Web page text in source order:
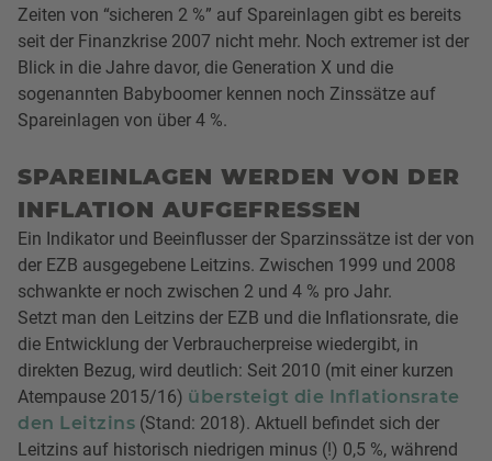
Zeiten von “sicheren 2 %” auf Spareinlagen gibt es bereits
seit der Finanzkrise 2007 nicht mehr. Noch extremer ist der
Blick in die Jahre davor, die Generation X und die
sogenannten Babyboomer kennen noch Zinssätze auf
Spareinlagen von über 4 %.
SPAREINLAGEN WERDEN VON DER
INFLATION AUFGEFRESSEN
Ein Indikator und Beeinflusser der Sparzinssätze ist der von
der EZB ausgegebene Leitzins. Zwischen 1999 und 2008
schwankte er noch zwischen 2 und 4 % pro Jahr.
Setzt man den Leitzins der EZB und die Inflationsrate, die
die Entwicklung der Verbraucherpreise wiedergibt, in
direkten Bezug, wird deutlich: Seit 2010 (mit einer kurzen
Atempause 2015/16) übersteigt die Inflationsrate
den Leitzins (Stand: 2018). Aktuell befindet sich der
Leitzins auf historisch niedrigen minus (!) 0,5 %, während